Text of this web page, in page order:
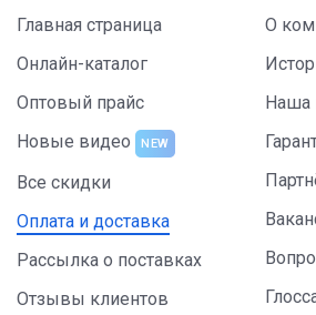
Главная страница
Онлайн-каталог
Оптовый прайс
Новые видео
NEW
Все скидки
Оплата и доставка
Рассылка о поставках
Отзывы клиентов
О
Наша